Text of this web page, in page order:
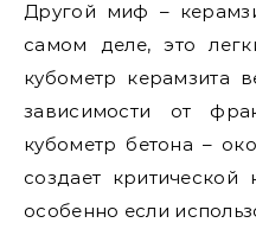
Другой миф –
самом деле, это
кубометр керамзита
зависимости от
кубометр бетона –
создает критической
особенно если